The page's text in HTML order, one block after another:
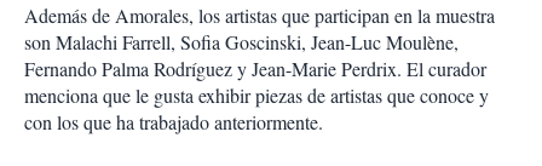
Además de Amorales, los artistas que participan en la muestra
son Malachi Farrell, Sofia Goscinski, Jean-Luc Moulène,
Fernando Palma Rodríguez y Jean-Marie Perdrix. El curador
menciona que le gusta exhibir piezas de artistas que conoce y
con los que ha trabajado anteriormente.